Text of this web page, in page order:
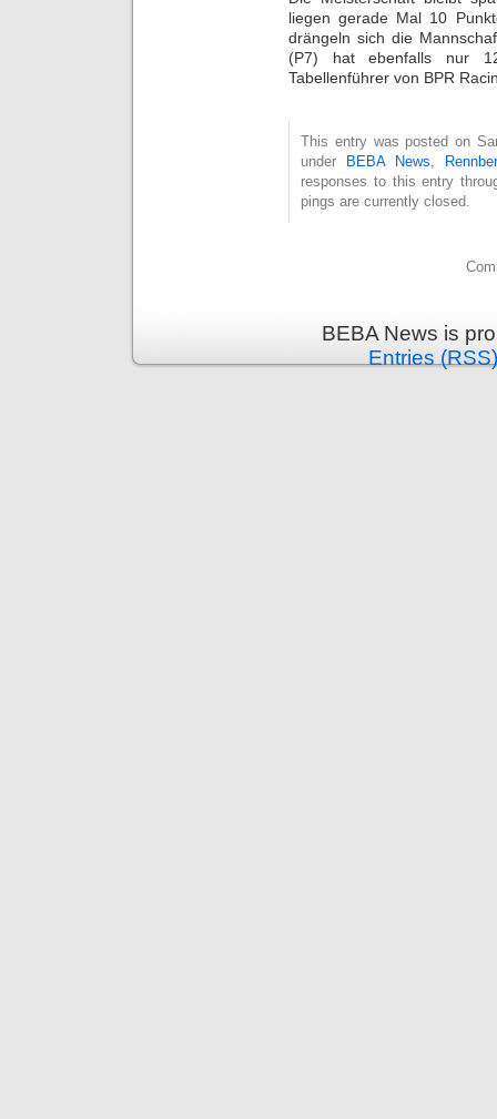
liegen gerade Mal 10
drängeln sich die
(P7) hat ebenfalls nur
Tabellenführer von BPR
This entry was posted on
under
BEBA News,
responses to this entry
pings are currently closed.
BEBA News is
Entries (RSS)